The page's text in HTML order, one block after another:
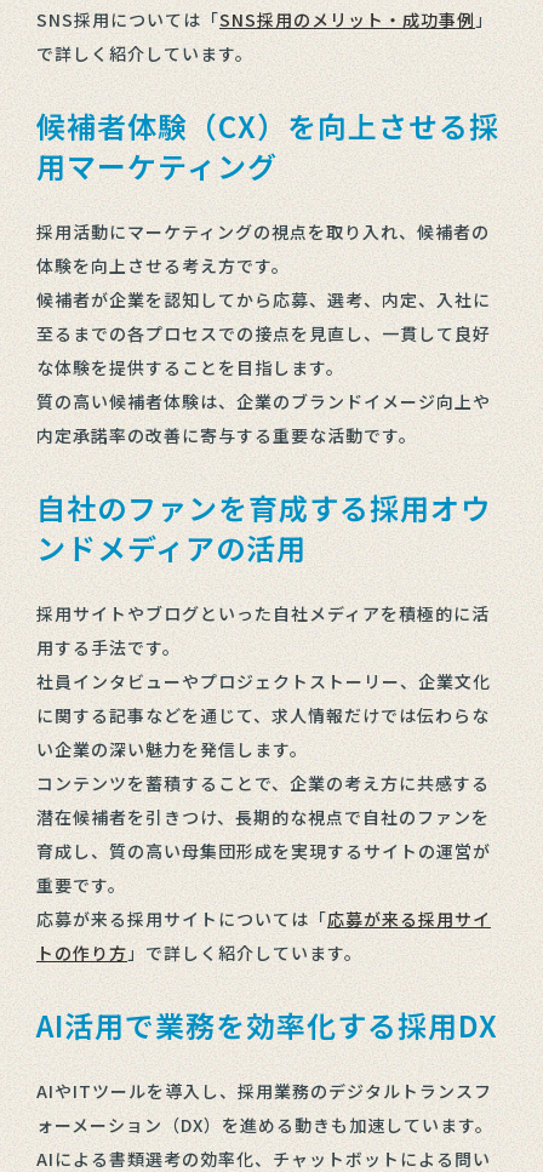
SNS採用については「SNS採用のメリット・成功事例」
で詳しく紹介しています。
候補者体験（CX）を向上させる採
用マーケティング
採用活動にマーケティングの視点を取り入れ、候補者の
体験を向上させる考え方です。
候補者が企業を認知してから応募、選考、内定、入社に
至るまでの各プロセスでの接点を見直し、一貫して良好
な体験を提供することを目指します。
質の高い候補者体験は、企業のブランドイメージ向上や
内定承諾率の改善に寄与する重要な活動です。
自社のファンを育成する採用オウ
ンドメディアの活用
採用サイトやブログといった自社メディアを積極的に活
用する手法です。
社員インタビューやプロジェクトストーリー、企業文化
に関する記事などを通じて、求人情報だけでは伝わらな
い企業の深い魅力を発信します。
コンテンツを蓄積することで、企業の考え方に共感する
潜在候補者を引きつけ、長期的な視点で自社のファンを
育成し、質の高い母集団形成を実現するサイトの運営が
重要です。
応募が来る採用サイトについては「応募が来る採用サイ
トの作り方」で詳しく紹介しています。
AI活用で業務を効率化する採用DX
AIやITツールを導入し、採用業務のデジタルトランスフ
ォーメーション（DX）を進める動きも加速しています。
AIによる書類選考の効率化、チャットボットによる問い